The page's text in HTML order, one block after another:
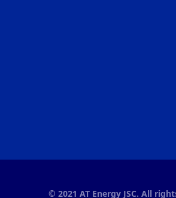
© 2021 AT Energy JSC. All